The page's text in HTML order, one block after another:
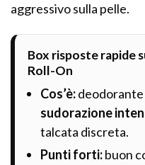
aggressivo sulla pelle.
Box risposte rapide
Roll-On
Cos’è:
sudorazione
talcata discreta.
Punti forti:buon